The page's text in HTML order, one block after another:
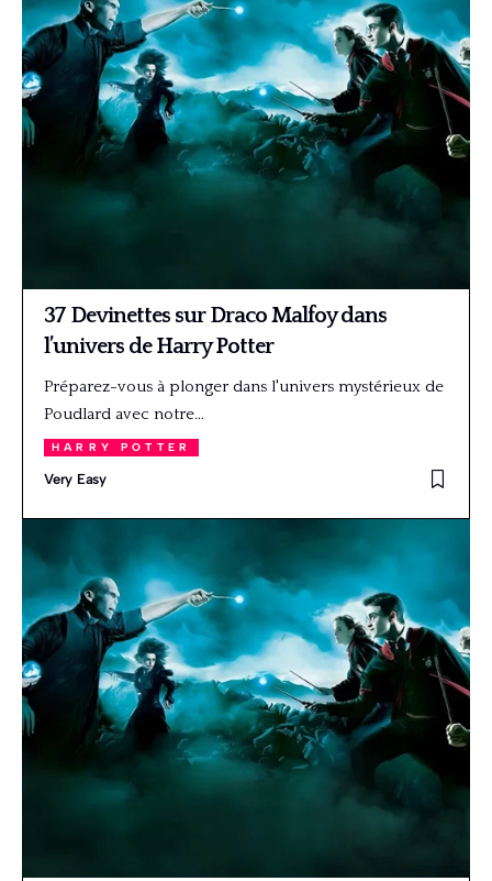
37 Devinettes sur Draco Malfoy dans
l’univers de Harry Potter
Préparez-vous à plonger dans l'univers mystérieux de
Poudlard avec notre…
HARRY POTTER
Very Easy